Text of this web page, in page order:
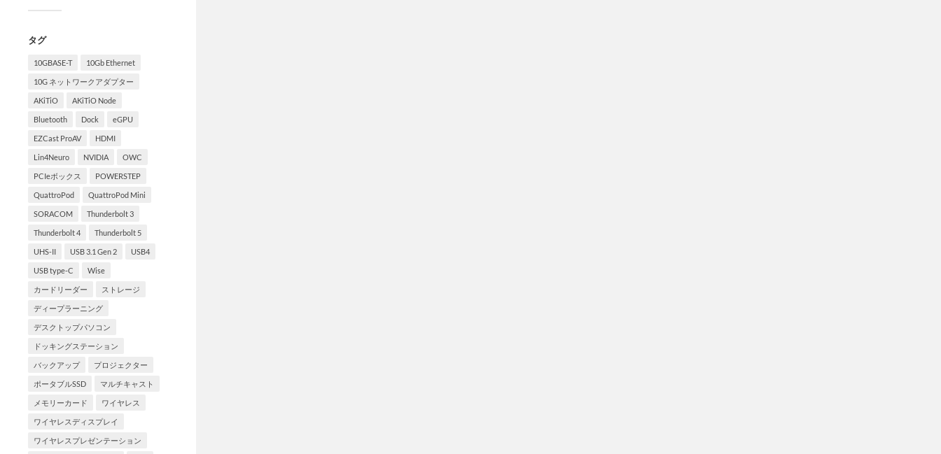
タグ
10GBASE-T 10Gb Ethernet
10G ネットワークアダプター
AKiTiO AKiTiO Node
Bluetooth Dock eGPU
EZCast ProAV HDMI
Lin4Neuro NVIDIA OWC
PCIeボックス POWERSTEP
QuattroPod QuattroPod Mini
SORACOM Thunderbolt 3
Thunderbolt 4 Thunderbolt 5
UHS-II USB 3.1 Gen 2 USB4
USB type-C Wise
カードリーダー ストレージ
ディープラーニング
デスクトップパソコン
ドッキングステーション
バックアップ プロジェクター
ポータブルSSD マルチキャスト
メモリーカード ワイヤレス
ワイヤレスディスプレイ
ワイヤレスプレゼンテーション